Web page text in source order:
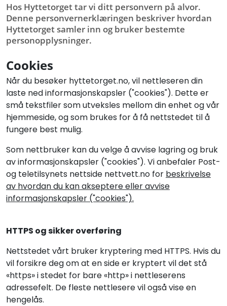
Hos Hyttetorget tar vi ditt personvern på alvor.
Denne personvernerklæringen beskriver hvordan
Hyttetorget samler inn og bruker bestemte
personopplysninger.
Cookies
Når du besøker hyttetorget.no, vil nettleseren din
laste ned informasjonskapsler ("cookies"). Dette er
små tekstfiler som utveksles mellom din enhet og vår
hjemmeside, og som brukes for å få nettstedet til å
fungere best mulig.
Som nettbruker kan du velge å avvise lagring og bruk
av informasjonskapsler ("cookies"). Vi anbefaler Post-
og teletilsynets nettside nettvett.no for beskrivelse
av hvordan du kan akseptere eller avvise
informasjonskapsler ("cookies").
HTTPS og sikker overføring
Nettstedet vårt bruker kryptering med HTTPS. Hvis du
vil forsikre deg om at en side er kryptert vil det stå
«https» i stedet for bare «http» i nettleserens
adressefelt. De fleste nettlesere vil også vise en
hengelås.